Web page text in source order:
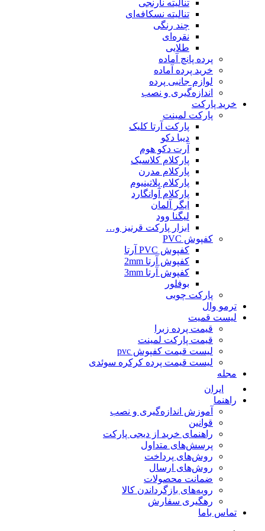
تنالیته نارنجی
تنالیته نسکافه‌ای
چند رنگی
نقره‌ای
طلایی
پرده پانچ آماده
خرید پرده آماده
لوازم جانبی پرده
اندازه‌گیری و نصب
خرید پارکت
پارکت لمینت
پارکت آرتا کلیک
دیبا دکو
آرت دکو هوم
پارکلام کلاسیک
پارکلام مدرن
پارکلام پلاتینیوم
پارکلام آوانگارد
ایگر آلمان
لیگنا وود
ابزار پارکت قرنیز و…
کفپوش PVC
کفپوش PVC آرتا
کفپوش آرتا 2mm
کفپوش آرتا 3mm
بوفلور
پارکت چوبی
ترمو وال
لیست قمیت
قیمت پرده زبرا
قیمت پارکت لمینت
لیست قیمت کفپوش pvc
لیست قیمت پرده کرکره سوئدی
مجله
ایران
راهنما
آموزش اندازه‌گیری و نصب
قوانین
راهنمای خرید از دیجی پارکت
پرسش‌های متداول
روش‌های پرداخت
روش‌های ارسال
ضمانت محصولات
رویه‌های بازگرداندن کالا
رهگیری سفارش
تماس باما